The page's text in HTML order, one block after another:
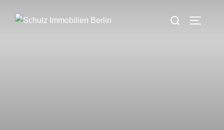
Inhalt
Suchen